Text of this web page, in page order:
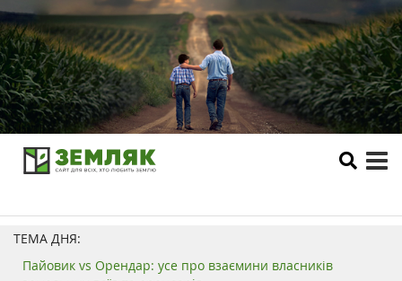
ТЕМА ДНЯ:
Пайовик vs Орендар: усе про взаємини власників